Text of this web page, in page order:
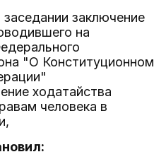
заключение
на
"О Конституционном
ходатайства
человека в